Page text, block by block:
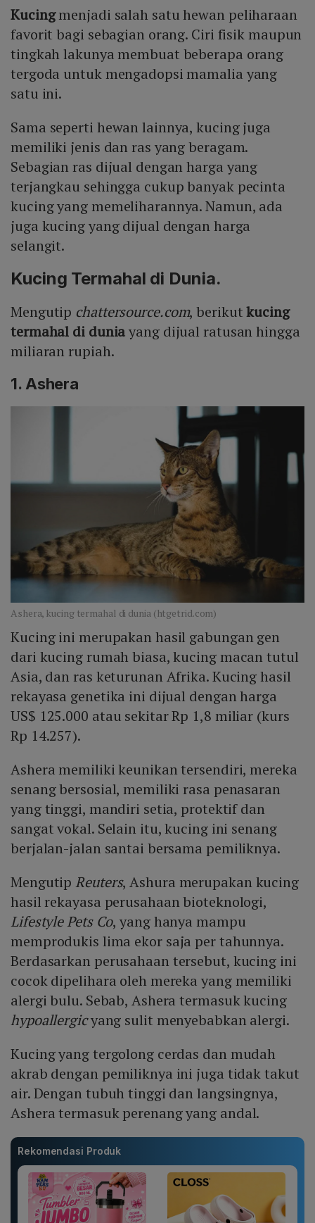
Kucingmenjadi salah satu hewan peliharaan
favorit bagi sebagian orang. Ciri fisik maupun
tingkah lakunya membuat beberapa orang
tergoda untuk mengadopsi mamalia yang
satu ini.
Sama seperti hewan lainnya, kucing juga
memiliki jenis dan ras yang beragam.
Sebagian ras dijual dengan harga yang
terjangkau sehingga cukup banyak pecinta
kucing yang memeliharannya. Namun, ada
juga kucing yang dijual dengan harga
selangit.
Kucing Termahal di Dunia.
Mengutip chattersource.com, berikutkucing
termahal di duniayang dijual ratusan hingga
miliaran rupiah.
1. Ashera
Ashera, kucing termahal di dunia (htgetrid.com)
Kucing ini merupakan hasil gabungan gen
dari kucing rumah biasa, kucing macan tutul
Asia, dan ras keturunan Afrika. Kucing hasil
rekayasa genetika ini dijual dengan harga
US$ 125.000 atau sekitar Rp 1,8 miliar (kurs
Rp 14.257).
Ashera memiliki keunikan tersendiri, mereka
senang bersosial, memiliki rasa penasaran
yang tinggi, mandiri setia, protektif dan
sangat vokal. Selain itu, kucing ini senang
berjalan-jalan santai bersama pemiliknya.
Mengutip Reuters, Ashura merupakan kucing
hasil rekayasa perusahaan bioteknologi,
Lifestyle Pets Co, yang hanya mampu
memprodukis lima ekor saja per tahunnya.
Berdasarkan perusahaan tersebut, kucing ini
cocok dipelihara oleh mereka yang memiliki
alergi bulu. Sebab, Ashera termasuk kucing
hypoallergicyang sulit menyebabkan alergi.
Kucing yang tergolong cerdas dan mudah
akrab dengan pemiliknya ini juga tidak takut
air. Dengan tubuh tinggi dan langsingnya,
Ashera termasuk perenang yang andal.
Rekomendasi Produk